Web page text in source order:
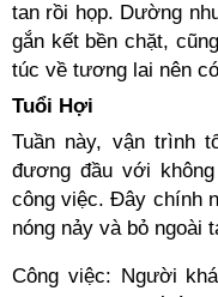
tan rồi họp. Dường
gắn kết bền chặt,
túc về tương lai nên
Tuổi Hợi
Tuần này, vận trình
đương đầu với
công việc. Đây chính
nóng nảy và bỏ ngoài
Công việc: Người